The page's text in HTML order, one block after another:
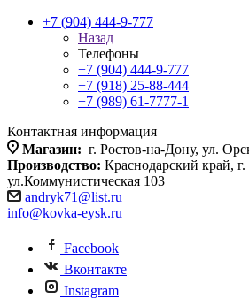
+7 (904) 444-9-777
Назад
Телефоны
+7 (904) 444-9-777
+7 (918) 25-88-444
+7 (989) 61-7777-1
Контактная информация
Магазин: г. Ростов-на-Дону, ул.
Производство: Краснодарский край,
ул.Коммунистическая 103
andryk71@list.ru
info@kovka-eysk.ru
Facebook
Вконтакте
Instagram